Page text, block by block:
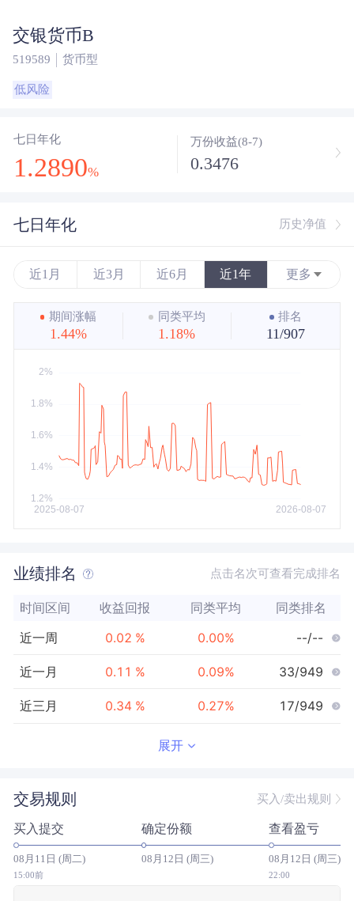
交银货币B
519589 货币型
低风险
七日年化
1.2890%
万份收益(8-7)
0.3476
七日年化 历史净值
近1月 近3月 近6月 近1年 更多
近3年
近5年
期间涨幅
1.44%
同类平均
1.18%
排名
11/907
业绩排名 点击名次可查看完成排名
时间区间 收益回报 同类平均 同类排名
近一周 0.02 % 0.00% --/--
近一月 0.11 % 0.09% 33/949
近三月 0.34 % 0.27% 17/949
近三年 68/781
近五年 9.98% 8.70% 71/681
今年以来 10/942
展开
交易规则 买入/卖出规则
买入提交
08月11日 (周二)
15:00前
确定份额
08月12日 (周三)
查看盈亏
08月12日 (周三)
22:00